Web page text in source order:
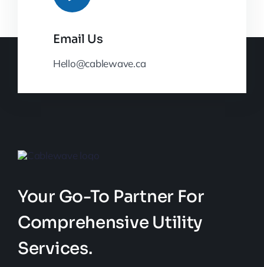
Email Us
Hello@cablewave.ca
Your Go-To Partner For
Comprehensive Utility
Services.